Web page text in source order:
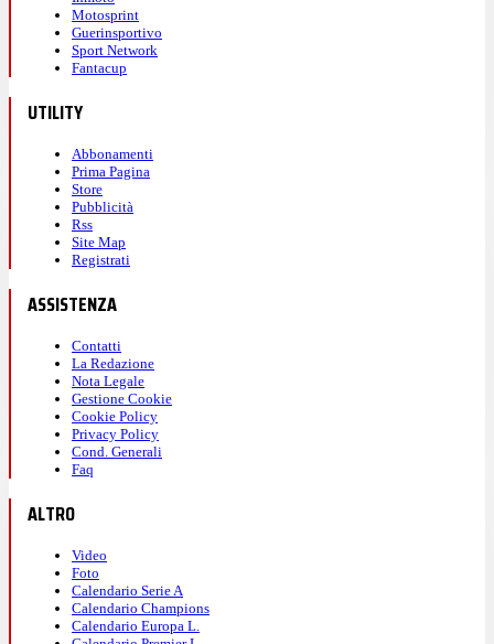
Motosprint
Guerinsportivo
Sport Network
Fantacup
UTILITY
Abbonamenti
Prima Pagina
Store
Pubblicità
Rss
Site Map
Registrati
ASSISTENZA
Contatti
La Redazione
Nota Legale
Gestione Cookie
Cookie Policy
Privacy Policy
Cond. Generali
Faq
ALTRO
Video
Foto
Calendario Serie A
Calendario Champions
Calendario Europa L.